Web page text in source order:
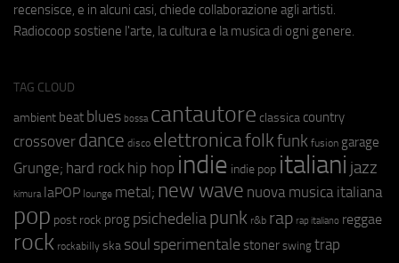
recensisce, e in alcuni casi, chiede collaborazione agli artisti.
Radiocoop sostiene l'arte, la cultura e la musica di ogni genere.
TAG CLOUD
ambient beat blues bossa cantautore classica country
crossover dance disco elettronicafolkfunk fusion garage
Grunge; hard rock hip hop indie indie pop italiani jazz
kimura laPOP lounge metal; new wave nuova musica italiana
pop post rock prog psichedeliapunk r&b rap rap italiano reggae
rock rockabilly ska soul sperimentale stoner swing trap